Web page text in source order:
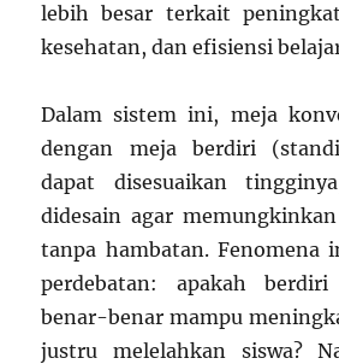
lebih besar terkait
kesehatan, dan efisiensi
Dalam sistem ini, meja
dengan meja berdiri
dapat disesuaikan
didesain agar
tanpa hambatan. Fenomena
perdebatan: apakah
benar-benar mampu
justru melelahkan siswa?